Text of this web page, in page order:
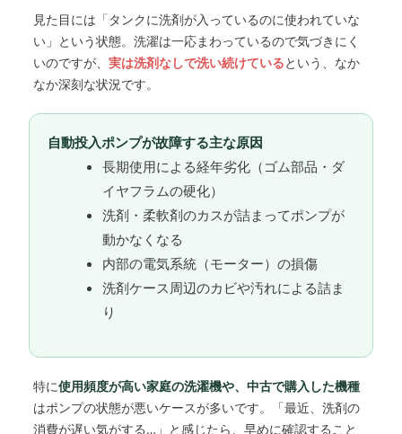
見た目には「タンクに洗剤が入っているのに使われていな
い」という状態。洗濯は一応まわっているので気づきにく
いのですが、 実は洗剤なしで洗い続けているという、なか
なか深刻な状況です。
自動投入ポンプが故障する主な原因
長期使用による経年劣化（ゴム部品・ダ
イヤフラムの硬化）
洗剤・柔軟剤のカスが詰まってポンプが
動かなくなる
内部の電気系統（モーター）の損傷
洗剤ケース周辺のカビや汚れによる詰ま
り
特に使用頻度が高い家庭の洗濯機や、中古で購入した機種
はポンプの状態が悪いケースが多いです。「最近、洗剤の
消費が遅い気がする…」と感じたら、早めに確認すること